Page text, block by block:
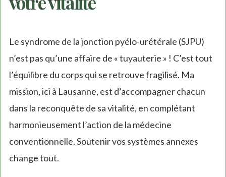
Le syndrome de la jonction pyélo-urétérale (SJPU)
n’est pas qu’une affaire de « tuyauterie » ! C’est tout
l’équilibre du corps qui se retrouve fragilisé. Ma
mission, ici à Lausanne, est d’accompagner chacun
dans la reconquête de sa vitalité, en complétant
harmonieusement l’action de la médecine
conventionnelle. Soutenir vos systèmes annexes
change tout.